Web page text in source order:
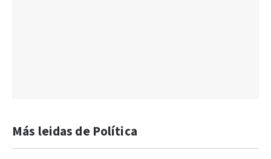
Más leidas de Política